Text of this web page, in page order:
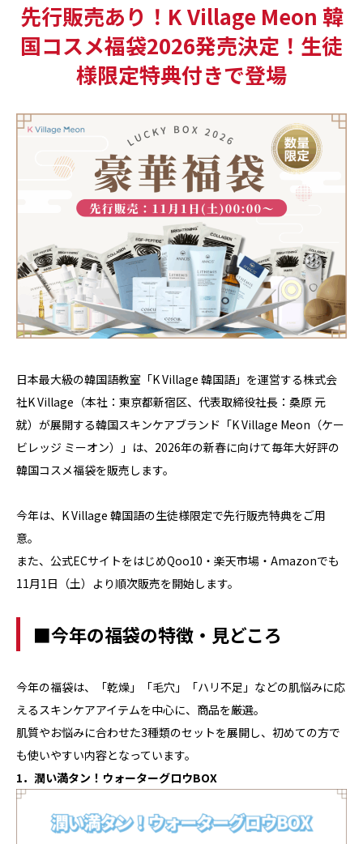
先行販売あり！K Village Meon 韓
国コスメ福袋2026発売決定！生徒
様限定特典付きで登場
日本最大級の韓国語教室「K Village 韓国語」を運営する株式会
社K Village（本社：東京都新宿区、代表取締役社長：桑原 元
就）が展開する韓国スキンケアブランド「K Village Meon（ケー
ビレッジ ミーオン）」は、2026年の新春に向けて毎年大好評の
韓国コスメ福袋を販売します。
今年は、K Village 韓国語の生徒様限定で先行販売特典をご用
意。
また、公式ECサイトをはじめQoo10・楽天市場・Amazonでも
11月1日（土）より順次販売を開始します。
■今年の福袋の特徴・見どころ
今年の福袋は、「乾燥」「毛穴」「ハリ不足」などの肌悩みに応
えるスキンケアアイテムを中心に、商品を厳選。
肌質やお悩みに合わせた3種類のセットを展開し、初めての方で
も使いやすい内容となっています。
1．潤い満タン！ウォーターグロウBOX